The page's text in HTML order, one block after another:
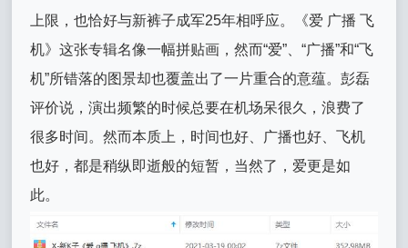
上限，也恰好与新裤子成军25年相呼应。《爱 广播 飞
机》这张专辑名像一幅拼贴画，然而“爱”、“广播”和“飞
机”所错落的图景却也覆盖出了一片重合的意蕴。彭磊
评价说，演出频繁的时候总要在机场呆很久，浪费了
很多时间。然而本质上，时间也好、广播也好、飞机
也好，都是稍纵即逝般的短暂，当然了，爱更是如
此。